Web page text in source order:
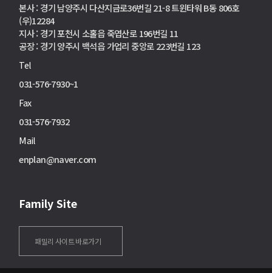
본사 : 경기 남양주시 다산지금로36번길 21-8 트윈타워 B동 806호
(우)12284
지사 : 경기 포천시 소홀읍 죽엽산로 196번길 11
공장 : 경기 양주시 백석읍 가업리 중앙로 223번길 123
Tel
031-576-7930~1
Fax
031-576-7932
Mail
enplan@naver.com
Family Site
패밀리 사이트 바로가기